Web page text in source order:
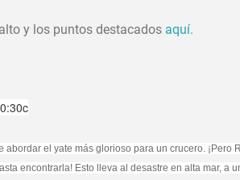
y los puntos destacados aquí.
abordar el yate más glorioso para un crucero.
encontrarla! Esto lleva al desastre en alta mar, a